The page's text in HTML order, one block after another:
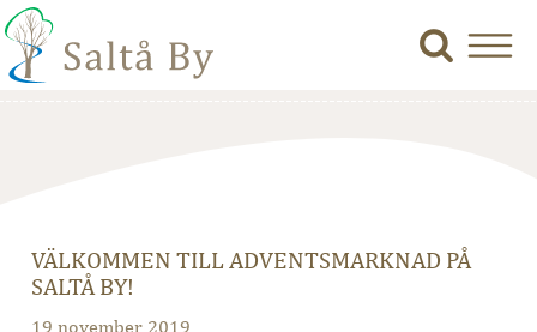
VÄLKOMMEN TILL ADVENTSMARKNAD PÅ
SALTÅ BY!
19 november 2019